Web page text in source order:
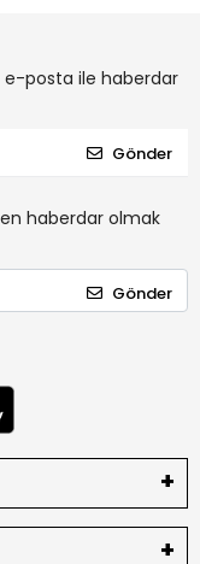
e-posta ile haberdar
Gönder
haberdar olmak
Gönder